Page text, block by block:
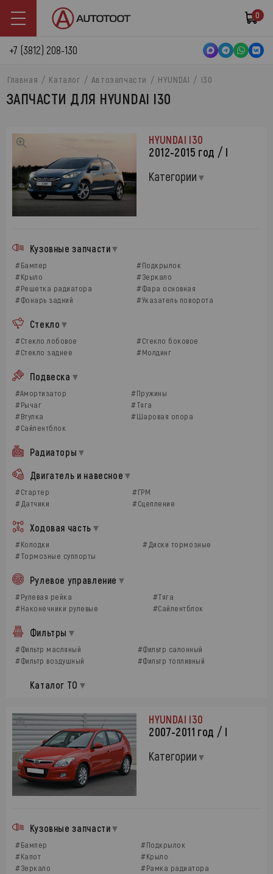
0
+7 (3812) 208-130
Главная Каталог Автозапчасти HYUNDAI I30
ЗАПЧАСТИ ДЛЯ HYUNDAI I30
HYUNDAI I30
2012-2015 год / I
Категории
Кузовные запчасти
#Бампер
#Подкрылок
#Крыло
#Зеркало
#Решетка радиатора
#Фара основная
#Фонарь задний
#Указатель поворота
Стекло
#Стекло лобовое
#Стекло боковое
#Стекло заднее
#Молдинг
Подвеска
#Амортизатор
#Пружины
#Рычаг
#Тяга
#Втулка
#Шаровая опора
#Сайлентблок
Радиаторы
Двигатель и навесное
#Стартер
#ГРМ
#Датчики
#Сцепление
Ходовая часть
#Колодки
#Диски тормозные
#Тормозные суппорты
Рулевое управление
#Рулевая рейка
#Тяга
#Наконечники рулевые
#Сайлентблок
Фильтры
#Фильтр масляный
#Фильтр салонный
#Фильтр воздушный
#Фильтр топливный
Каталог ТО
HYUNDAI I30
2007-2011 год / I
Категории
Кузовные запчасти
#Бампер
#Подкрылок
#Капот
#Крыло
#Зеркало
#Рамка радиатора